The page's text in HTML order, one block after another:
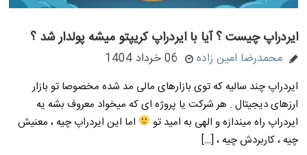
ایردراپ چیست ؟ آیا با ایردراپ کریپتو میشه پولدار شد ؟
محمدرضا امین زاده 06 خرداد 1404
ایردراپ چند سالیه که توی بازارهای مالی مد شده مخصوصا تو بازار
ارزهای دیجیتال . هر شرکت یا پروژه ای که میخواد معروف بشه یه
ایردراپ راه میندازه و الهی به امید تو
اما این ایردراپ چیه ، معنیش
چیه ، کاربردش چیه ، […]